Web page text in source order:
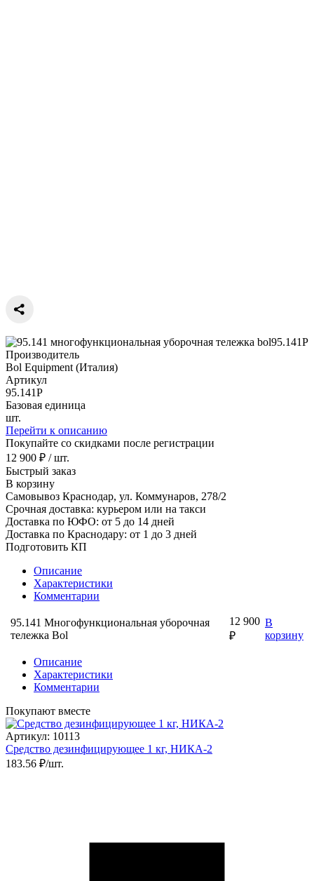
Производитель
Bol Equipment (Италия)
Артикул
95.141Р
Базовая единица
шт.
Перейти к описанию
Покупайте со скидками после регистрации
12 900 ₽ / шт.
Быстрый заказ
В корзину
Самовывоз Краснодар, ул. Коммунаров, 278/2
Срочная доставка: курьером или на такси
Доставка по ЮФО: от 5 до 14 дней
Доставка по Краснодару: от 1 до 3 дней
Подготовить КП
Описание
Характеристики
Комментарии
95.141 Многофункциональная уборочная
тележка Bol
12 900
₽
В
корзину
Описание
Характеристики
Комментарии
Покупают вместе
Артикул: 10113
Средство дезинфицирующее 1 кг, НИКА-2
183.56 ₽/шт.